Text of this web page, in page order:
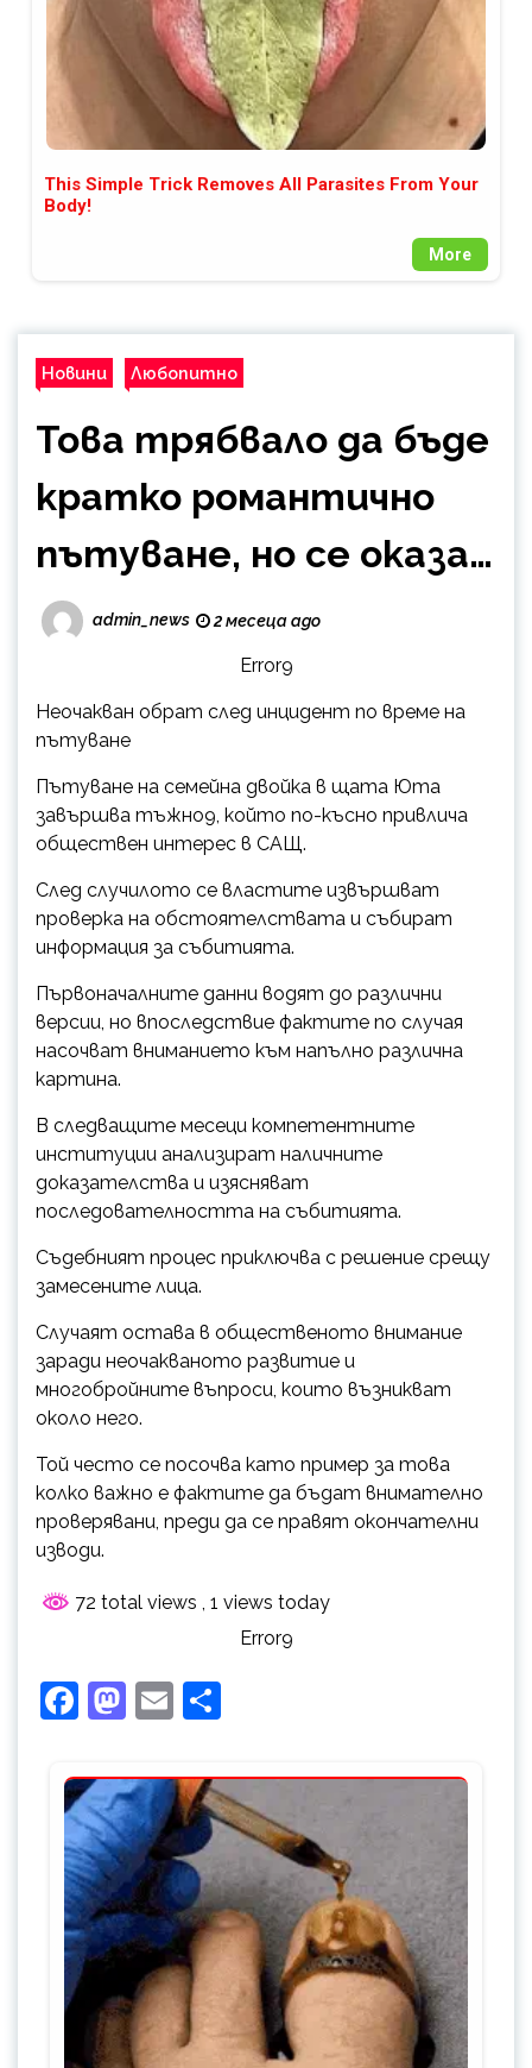
This Simple Trick Removes All Parasites From Your
Body!
More
Новини Любопитно
Това трябвало да бъде
кратко романтично
пътуване, но се оказа…
admin_news 2 месеца ago
Error9
Неочакван обрат след инцидент по време на
пътуване
Пътуване на семейна двойка в щата Юта
завършва тъжно9, който по-късно привлича
обществен интерес в САЩ.
След случилото се властите извършват
проверка на обстоятелствата и събират
информация за събитията.
Първоначалните данни водят до различни
версии, но впоследствие фактите по случая
насочват вниманието към напълно различна
картина.
В следващите месеци компетентните
институции анализират наличните
доказателства и изясняват
последователността на събитията.
Съдебният процес приключва с решение срещу
замесените лица.
Случаят остава в общественото внимание
заради неочакваното развитие и
многобройните въпроси, които възникват
около него.
Той често се посочва като пример за това
колко важно е фактите да бъдат внимателно
проверявани, преди да се правят окончателни
изводи.
72 total views , 1 views today
Error9
Facebook
Mastodon
Email